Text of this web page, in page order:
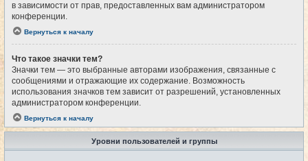
в зависимости от прав, предоставленных вам администратором
конференции.
Вернуться к началу
Что такое значки тем?
Значки тем — это выбранные авторами изображения, связанные с
сообщениями и отражающие их содержание. Возможность
использования значков тем зависит от разрешений, установленных
администратором конференции.
Вернуться к началу
Уровни пользователей и группы